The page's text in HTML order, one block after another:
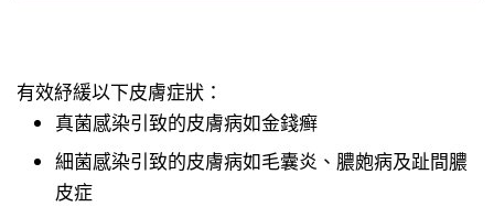
有效紓緩以下皮膚症狀：
真菌感染引致的皮膚病如金錢癣
細菌感染引致的皮膚病如毛囊炎、膿皰病及趾間膿
皮症